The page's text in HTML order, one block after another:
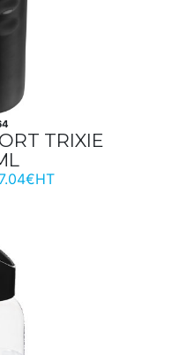
TRIXIE